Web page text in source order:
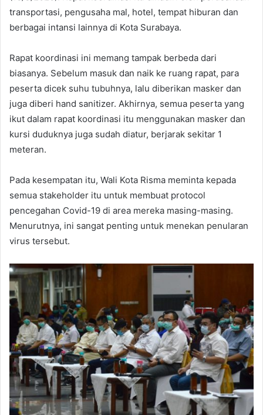
transportasi, pengusaha mal, hotel, tempat hiburan dan
berbagai intansi lainnya di Kota Surabaya.
Rapat koordinasi ini memang tampak berbeda dari
biasanya. Sebelum masuk dan naik ke ruang rapat, para
peserta dicek suhu tubuhnya, lalu diberikan masker dan
juga diberi hand sanitizer. Akhirnya, semua peserta yang
ikut dalam rapat koordinasi itu menggunakan masker dan
kursi duduknya juga sudah diatur, berjarak sekitar 1
meteran.
Pada kesempatan itu, Wali Kota Risma meminta kepada
semua stakeholder itu untuk membuat protocol
pencegahan Covid-19 di area mereka masing-masing.
Menurutnya, ini sangat penting untuk menekan penularan
virus tersebut.